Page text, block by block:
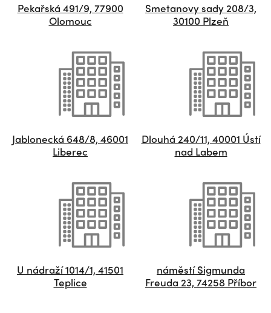
Pekařská 491/9, 77900
Olomouc
Smetanovy sady 208/3,
30100 Plzeň
Jablonecká 648/8, 46001
Liberec
Dlouhá 240/11, 40001 Ústí
nad Labem
U nádraží 1014/1, 41501
Teplice
náměstí Sigmunda
Freuda 23, 74258 Příbor